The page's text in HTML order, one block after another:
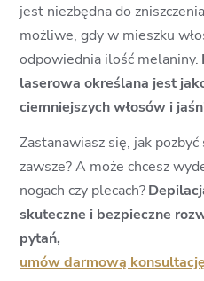
jest niezbędna do
możliwe, gdy w mieszku
odpowiednia ilość melaniny.
laserowa określana jest
ciemniejszych włosów i
Zastanawiasz się, jak
zawsze? A może chcesz
nogach czy plecach?
skuteczne i bezpieczne
pytań,
umów darmową